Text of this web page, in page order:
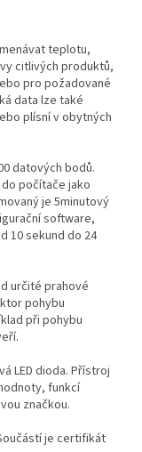
teplotu,
citlivých produktů,
pro požadované
data lze také
plísní v obytných
datových bodů.
počítače jako
je 5minutový
software,
10 sekund do 24
určité prahové
pohybu
při pohybu
LED dioda. Přístroj
funkcí
značkou.
je certifikát